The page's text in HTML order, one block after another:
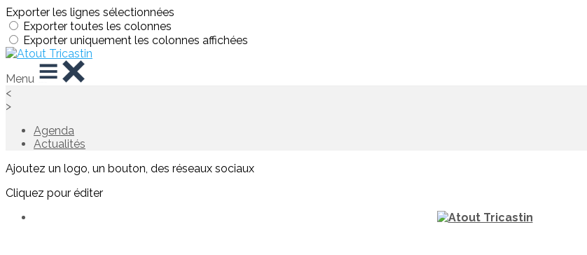
Exporter les lignes sélectionnées
Exporter toutes les colonnes
Exporter uniquement les colonnes affichées
Menu
<
>
Agenda
Actualités
Ajoutez un logo, un bouton, des réseaux sociaux
Cliquez pour éditer